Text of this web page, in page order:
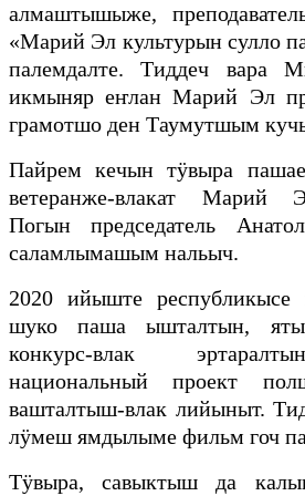
алмаштышыже,
«Марий Эл культурын сулло
палемдалте. Тиддеч вара
икмыняр еҥлан Марий Эл
грамотшо ден Таумутшым
Пайрем кечын тӱвыра
ветеранже-влакат Марий
Погын председатель
саламлымашым нальыч.
2020 ийыште республикысе
шуко паша ышталтын,
конкурс-влак
национальный проект
вашталтыш-влак лийыныт.
лӱмеш ямдылыме фильм гоч
Тӱвыра, савыктыш да